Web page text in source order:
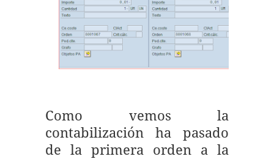
Como vemos la
contabilización ha pasado
de la primera orden a la